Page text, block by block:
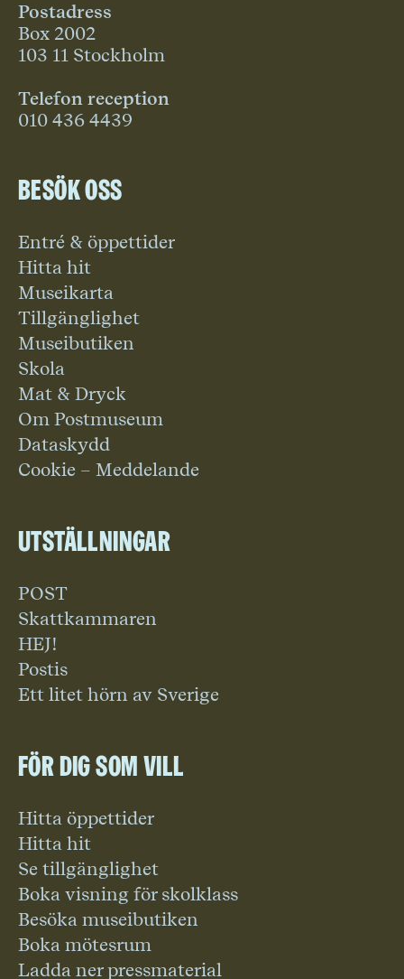
Postadress
Box 2002
103 11 Stockholm
Telefon reception
010 436 4439
Besök oss
Entré & öppettider
Hitta hit
Museikarta
Tillgänglighet
Museibutiken
Skola
Mat & Dryck
Om Postmuseum
Dataskydd
Cookie – Meddelande
Utställningar
POST
Skattkammaren
HEJ!
Postis
Ett litet hörn av Sverige
För dig som vill
Hitta öppettider
Hitta hit
Se tillgänglighet
Boka visning för skolklass
Besöka museibutiken
Boka mötesrum
Ladda ner pressmaterial